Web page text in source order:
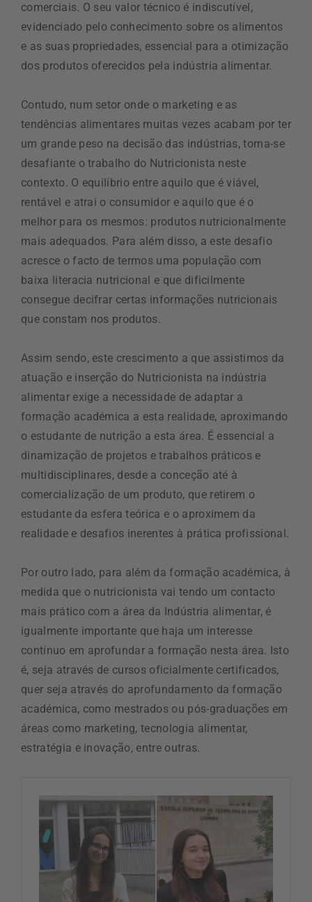
comerciais. O seu valor técnico é indiscutível,
evidenciado pelo conhecimento sobre os alimentos
e as suas propriedades, essencial para a otimização
dos produtos oferecidos pela indústria alimentar.
Contudo, num setor onde o marketing e as
tendências alimentares muitas vezes acabam por ter
um grande peso na decisão das indústrias, torna-se
desafiante o trabalho do Nutricionista neste
contexto. O equilíbrio entre aquilo que é viável,
rentável e atrai o consumidor e aquilo que é o
melhor para os mesmos: produtos nutricionalmente
mais adequados. Para além disso, a este desafio
acresce o facto de termos uma população com
baixa literacia nutricional e que dificilmente
consegue decifrar certas informações nutricionais
que constam nos produtos.
Assim sendo, este crescimento a que assistimos da
atuação e inserção do Nutricionista na indústria
alimentar exige a necessidade de adaptar a
formação académica a esta realidade, aproximando
o estudante de nutrição a esta área. É essencial a
dinamização de projetos e trabalhos práticos e
multidisciplinares, desde a conceção até à
comercialização de um produto, que retirem o
estudante da esfera teórica e o aproximem da
realidade e desafios inerentes à prática profissional.
Por outro lado, para além da formação académica, à
medida que o nutricionista vai tendo um contacto
mais prático com a área da Indústria alimentar, é
igualmente importante que haja um interesse
contínuo em aprofundar a formação nesta área. Isto
é, seja através de cursos oficialmente certificados,
quer seja através do aprofundamento da formação
académica, como mestrados ou pós-graduações em
áreas como marketing, tecnologia alimentar,
estratégia e inovação, entre outras.